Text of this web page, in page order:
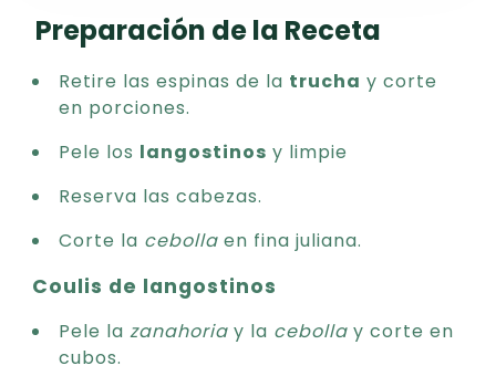
Preparación de la Receta
Retire las espinas de la trucha y corte
en porciones.
Pele los langostinos y limpie
Reserva las cabezas.
Corte la cebolla en fina juliana.
Coulis de langostinos
Pele la zanahoria y la cebolla y corte en
cubos.